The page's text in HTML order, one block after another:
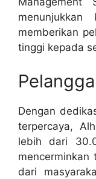
menunjukkan
memberikan
tinggi kepada
Dengan
terpercaya,
lebih dari
mencerminkan
dari